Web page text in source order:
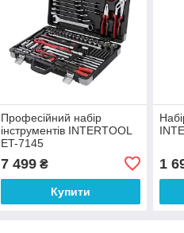
Професійний набір
інструментів INTERTOOL
ET-7145
7 499₴
Купити
1